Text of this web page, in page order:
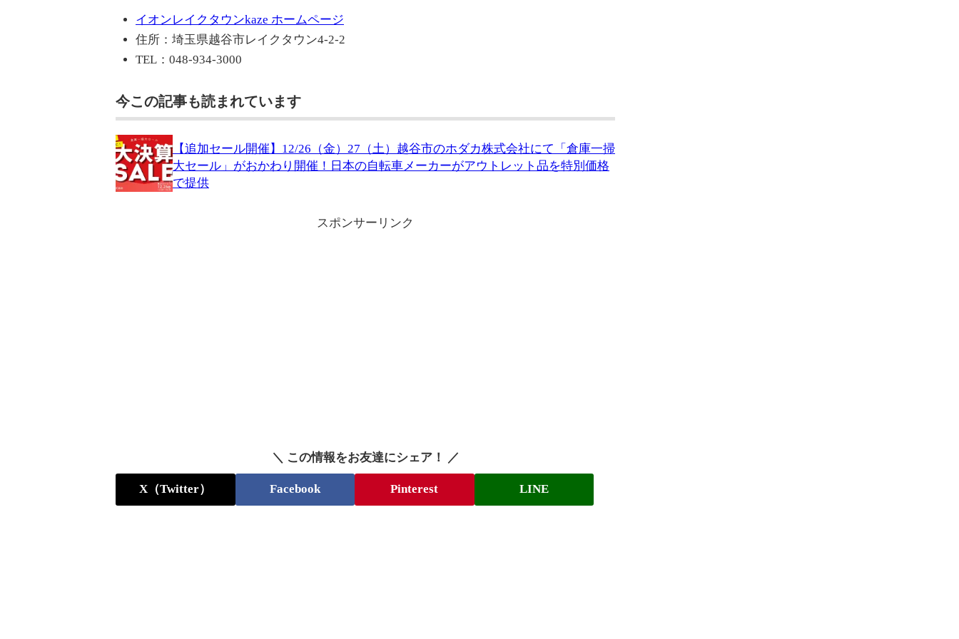
イオンレイクタウンkaze ホームページ
住所：埼玉県越谷市レイクタウン4-2-2
TEL：048-934-3000
今この記事も読まれています
【追加セール開催】12/26（金）27（土）越谷市のホダカ株式会社にて「倉庫一掃
大セール」がおかわり開催！日本の自転車メーカーがアウトレット品を特別価格
で提供
スポンサーリンク
＼ この情報をお友達にシェア！ ／
X（Twitter） Facebook Pinterest LINE